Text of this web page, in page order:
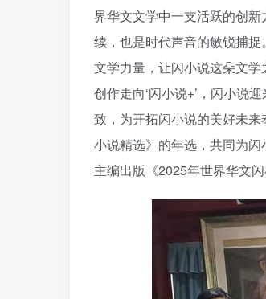
界华文文学中一支活跃的创
续，也是时代声音的敏锐捕
文学力量，让闪小说这朵文
创作走向‘闪小说+’，闪小说
致，为开拓闪小说的美好未
小说精选》的年选，共同为
主编出版《2025年世界华文